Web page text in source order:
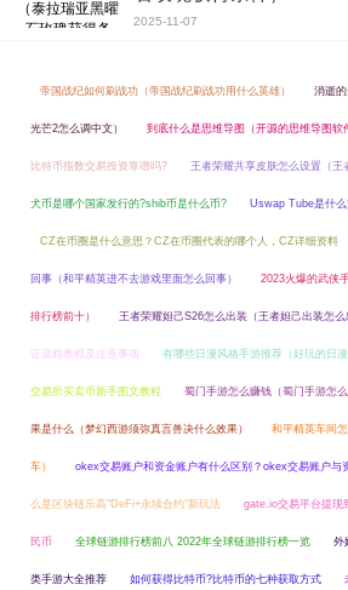
2025-11-07
帝国战纪如何刷战功（帝国战纪刷战功用什么英雄） 消逝
光芒2怎么调中文） 到底什么是思维导图（开源的思维导图软
比特币指数交易投资靠谱吗? 王者荣耀共享皮肤怎么设置（王
犬币是哪个国家发行的?shib币是什么币? Uswap Tube是什
CZ在币圈是什么意思？CZ在币圈代表的哪个人，CZ详细资料
回事（和平精英进不去游戏里面怎么回事） 2023火爆的武侠
排行榜前十） 王者荣耀妲己S26怎么出装（王者妲己出装怎么
证流程教程及注意事项 有哪些日漫风格手游推荐（好玩的日漫
交易所买卖币新手图文教程 蜀门手游怎么赚钱（蜀门手游怎么
果是什么（梦幻西游须弥真言兽决什么效果） 和平精英车间
车） okex交易账户和资金账户有什么区别？okex交易账户与
么是区块链乐高"DeFi+永续合约"新玩法 gate.io交易平台提现
民币 全球链游排行榜前八 2022年全球链游排行榜一览 外
类手游大全推荐 如何获得比特币?比特币的七种获取方式